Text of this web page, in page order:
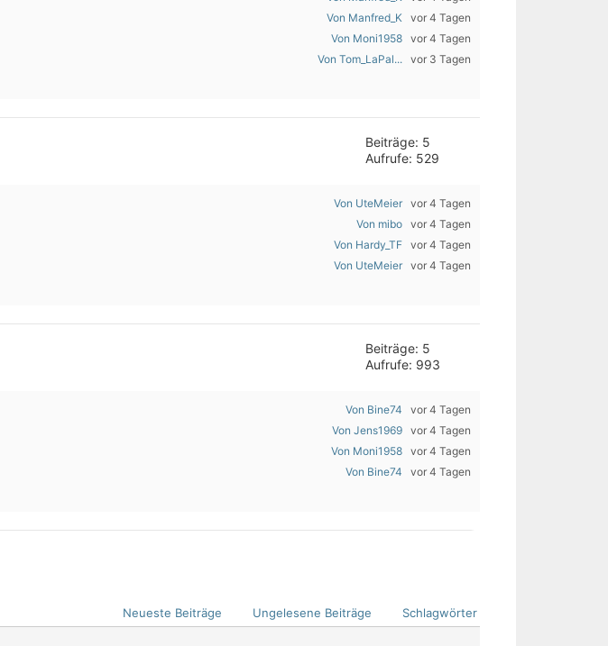
Von Manfred_K vor 4 Tagen
Von Moni1958 vor 4 Tagen
Von Tom_LaPal... vor 3 Tagen
Beiträge: 5
Aufrufe: 529
Von UteMeier vor 4 Tagen
Von mibo vor 4 Tagen
Von Hardy_TF vor 4 Tagen
Von UteMeier vor 4 Tagen
Beiträge: 5
Aufrufe: 993
Von Bine74 vor 4 Tagen
Von Jens1969 vor 4 Tagen
Von Moni1958 vor 4 Tagen
Von Bine74 vor 4 Tagen
Neueste Beiträge Ungelesene Beiträge Schlagwörter